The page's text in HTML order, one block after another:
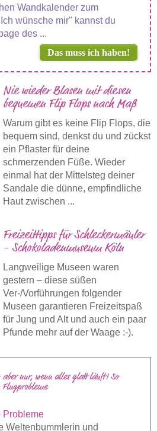
Wandkalender zum
wünsche mir" kannst du
des ...
Das muss ich haben!
Nie wieder Blasen mit diesen
bequemen Flip Flops nach Maß
Warum gibt es keine Flip Flops, die
bequem sind, denkst du und zückst
ein Pflaster für deine
schmerzenden Füße. Wieder
einmal hat der Mittelsteg deiner
Sandale die dünne, empfindliche
Haut zwischen ...
Freizeittipps für Schleckermäuler
- Schokoladenmuseum Köln
Langweilige Museen waren
gestern – diese süßen
Ver-/Vorführungen folgender
Museen garantieren Freizeitspaß
für Jung und Alt und auch ein paar
Pfunde mehr auf der Waage :-).
nur, wenn alles glatt läuft! So
Weltenbummlerin und